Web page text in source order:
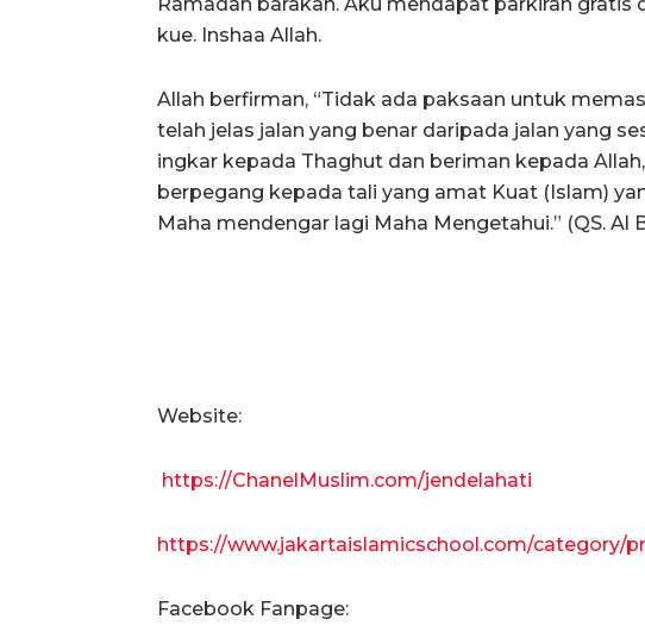
kue. Inshaa Allah.
Allah berfirman, “Tidak ada paksaan untuk
telah jelas jalan yang benar daripada jalan yang
ingkar kepada Thaghut dan beriman kepada
berpegang kepada tali yang amat Kuat (Islam)
Maha mendengar lagi Maha Mengetahui.” (QS. Al
Website:
https://ChanelMuslim.com/jendelahati
https://www.jakartaislamicschool.com/category/
Facebook Fanpage: